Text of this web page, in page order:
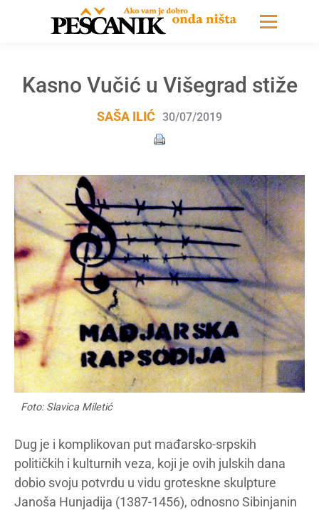
Kasno Vučić u Višegrad stiže
SAŠA ILIĆ 30/07/2019
Foto: Slavica Miletić
Dug je i komplikovan put mađarsko-srpskih
političkih i kulturnih veza, koji je ovih julskih dana
dobio svoju potvrdu u vidu groteskne skulpture
Janoša Hunjadija (1387-1456), odnosno Sibinjanin